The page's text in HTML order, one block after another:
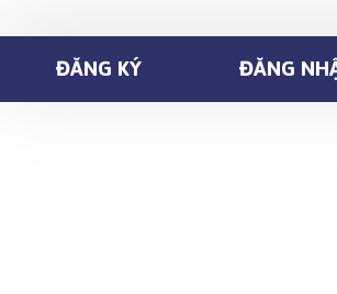
ĐĂNG KÝ ĐĂNG